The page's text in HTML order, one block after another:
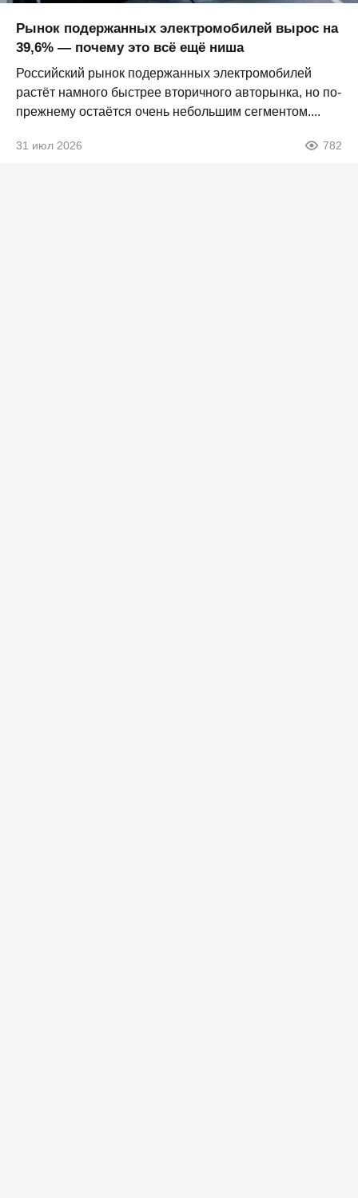
Рынок подержанных электромобилей вырос на
39,6% — почему это всё ещё ниша
Российский рынок подержанных электромобилей
растёт намного быстрее вторичного авторынка, но по-
прежнему остаётся очень небольшим сегментом....
31 июл 2026 782